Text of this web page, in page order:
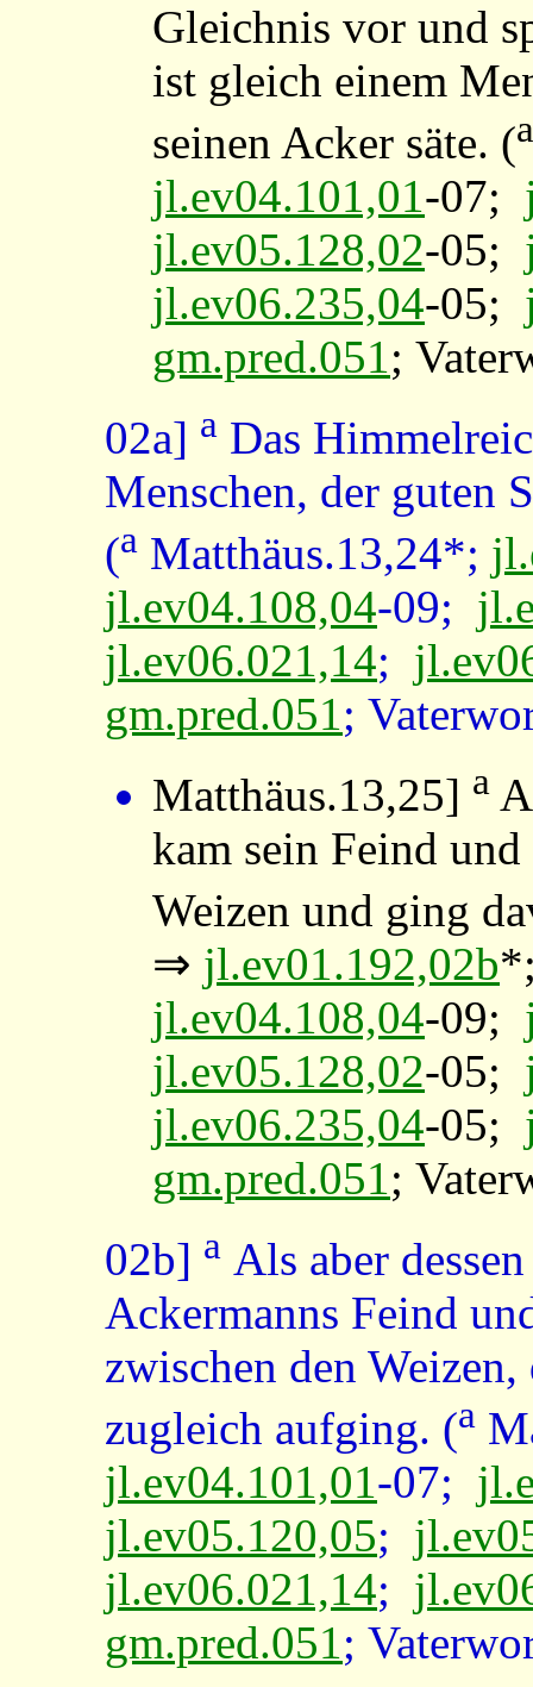
Gleichnis vor und
ist gleich einem
seinen Acker säte. (a
jl.ev04.101,01-07;
jl.ev05.128,02-05;
jl.ev06.235,04-05;
gm.pred.051;
02a] a Das
Menschen, der guten
(a Matthäus.13,24*;
jl.ev04.108,04-09;
jl.ev06.021,14;
gm.pred.051;
Matthäus.13,25] a
kam sein Feind
Weizen und ging
⇒ jl.ev01.192,02b
jl.ev04.108,04-09;
jl.ev05.128,02-05;
jl.ev06.235,04-05;
gm.pred.051;
02b] a Als aber
Ackermanns Feind
zwischen den
zugleich aufging. (a
jl.ev04.101,01-07;
jl.ev05.120,05;
jl.ev06.021,14;
gm.pred.051;